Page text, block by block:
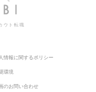
ウト転職
情報に関するポリシー
環境
のお問い合わせ